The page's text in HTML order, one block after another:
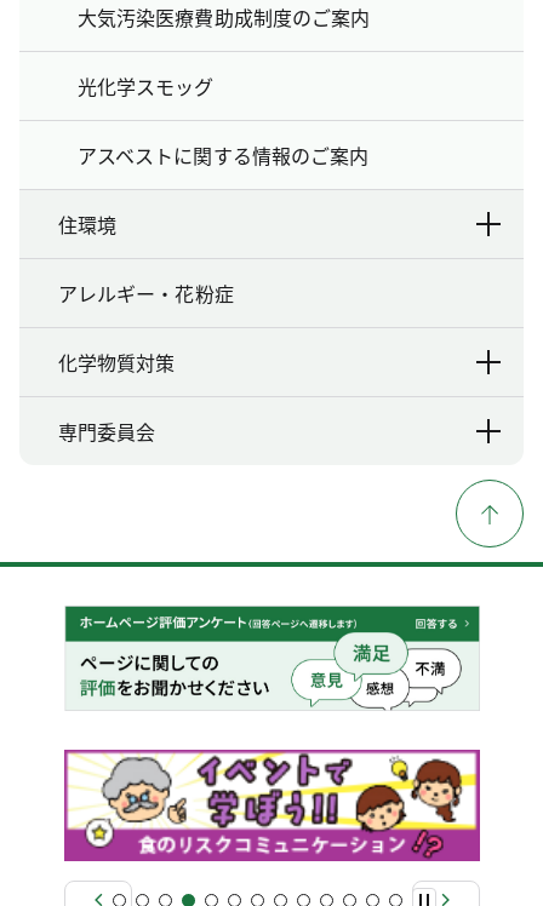
大気汚染医療費助成制度のご案内
光化学スモッグ
アスベストに関する情報のご案内
住環境
アレルギー・花粉症
化学物質対策
専門委員会